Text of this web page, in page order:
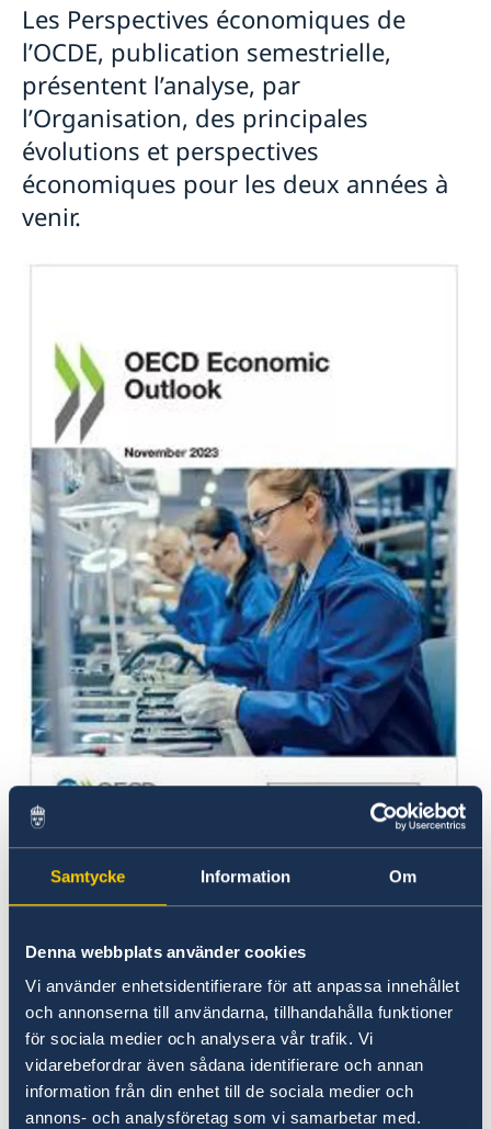
Samtycke Information Om
Denna webbplats använder cookies
Vi använder enhetsidentifierare för att anpassa innehållet
och annonserna till användarna, tillhandahålla funktioner
för sociala medier och analysera vår trafik. Vi
vidarebefordrar även sådana identifierare och annan
information från din enhet till de sociala medier och
annons- och analysföretag som vi samarbetar med.
Les Perspectives économiques de
l’OCDE, publication semestrielle,
présentent l’analyse, par
l’Organisation, des principales
évolutions et perspectives
économiques pour les deux années à
venir.
Economic Outlook november 2023 © OECD
L’économie mondiale reste confrontée aux
des perspectives de croissance faible. En 2023,
la croissance du PIB a été jusqu’à présent plus
forte que prévu, mais elle est en train de faiblir
à mesure que les effets du resserrement des
conditions financières, de la croissance
modeste des échanges et de la dégradation de
la confiance des entreprises et des